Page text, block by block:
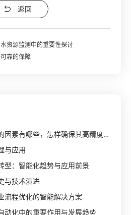
返回
资源监测中的重要性探讨
靠的保障
素有哪些，怎样确保其高精度计算？
与应用
型：智能化趋势与应用前景
与技术演进
流程优化的智能解决方案
动化中的重要作用与发展趋势